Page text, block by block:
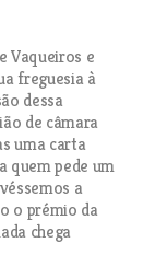
Vaqueiros e
freguesia à
dessa
de câmara
uma carta
quem pede um
a
o prémio da
chega